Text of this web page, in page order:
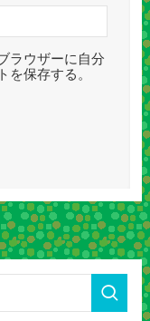
ラウザーに自分
を保存する。